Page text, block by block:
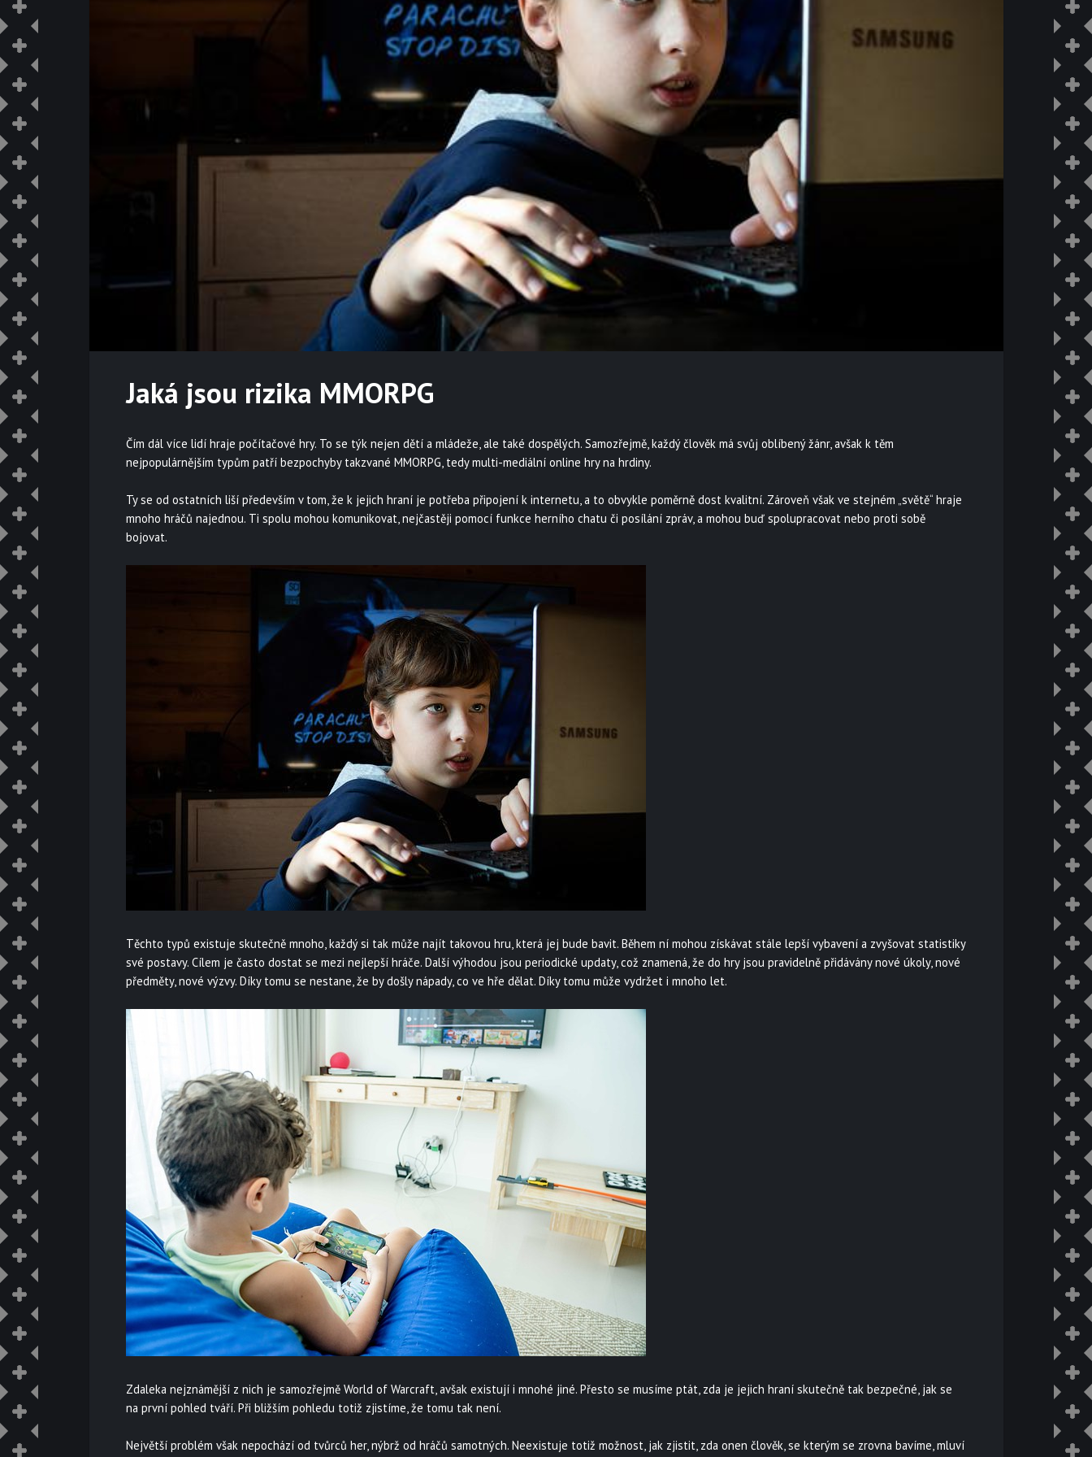
Jaká jsou rizika MMORPG
Čím dál více lidí hraje počítačové hry. To se týk nejen dětí a mládeže, ale také dospělých. Samozřejmě, každý člověk má svůj oblíbený žánr, avšak k těm
nejpopulárnějším typům patří bezpochyby takzvané MMORPG, tedy multi-mediální online hry na hrdiny.
Ty se od ostatních liší především v tom, že k jejich hraní je potřeba připojení k internetu, a to obvykle poměrně dost kvalitní. Zároveň však ve stejném „světě“ hraje
mnoho hráčů najednou. Ti spolu mohou komunikovat, nejčastěji pomocí funkce herního chatu či posílání zpráv, a mohou buď spolupracovat nebo proti sobě
bojovat.
Těchto typů existuje skutečně mnoho, každý si tak může najít takovou hru, která jej bude bavit. Během ní mohou získávat stále lepší vybavení a zvyšovat statistiky
své postavy. Cílem je často dostat se mezi nejlepší hráče. Další výhodou jsou periodické updaty, což znamená, že do hry jsou pravidelně přidávány nové úkoly, nové
předměty, nové výzvy. Díky tomu se nestane, že by došly nápady, co ve hře dělat. Díky tomu může vydržet i mnoho let.
Zdaleka nejznámější z nich je samozřejmě World of Warcraft, avšak existují i mnohé jiné. Přesto se musíme ptát, zda je jejich hraní skutečně tak bezpečné, jak se
na první pohled tváří. Při bližším pohledu totiž zjistíme, že tomu tak není.
Největší problém však nepochází od tvůrců her, nýbrž od hráčů samotných. Neexistuje totiž možnost, jak zjistit, zda onen člověk, se kterým se zrovna bavíme, mluví